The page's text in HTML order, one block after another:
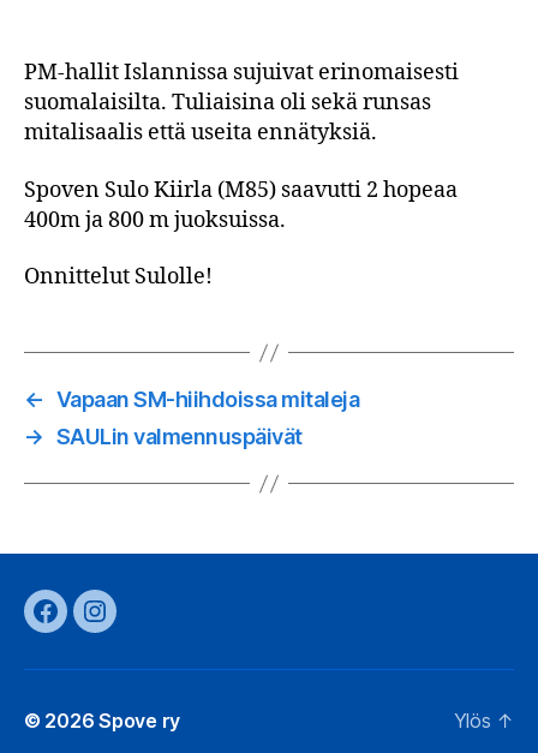
PM-hallit Islannissa sujuivat erinomaisesti
suomalaisilta. Tuliaisina oli sekä runsas
mitalisaalis että useita ennätyksiä.
Spoven Sulo Kiirla (M85) saavutti 2 hopeaa
400m ja 800 m juoksuissa.
Onnittelut Sulolle!
← Vapaan SM-hiihdoissa mitaleja
→ SAULin valmennuspäivät
FacebookInstagram
© 2026Spove ry
Ylös ↑